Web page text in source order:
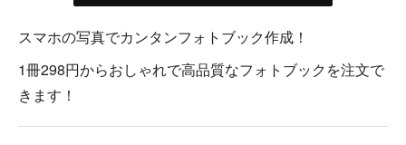
スマホの写真でカンタンフォトブック作成！
1冊298円からおしゃれで高品質なフォトブックを注文で
きます！